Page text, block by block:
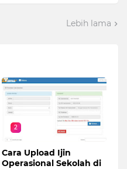
Lebih lama
2
Cara Upload Ijin
Operasional Sekolah di